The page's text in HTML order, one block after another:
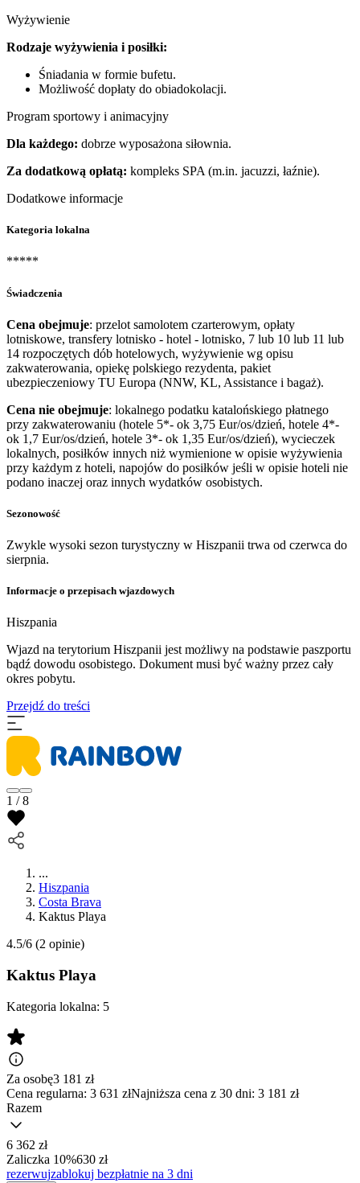
Wyżywienie
Rodzaje wyżywienia i posiłki:
Śniadania w formie bufetu.
Możliwość dopłaty do obiadokolacji.
Program sportowy i animacyjny
Dla każdego: dobrze wyposażona siłownia.
Za dodatkową opłatą: kompleks SPA (m.in. jacuzzi, łaźnie).
Dodatkowe informacje
Kategoria lokalna
*****
Świadczenia
Cena obejmuje: przelot samolotem czarterowym, opłaty
lotniskowe, transfery lotnisko - hotel - lotnisko, 7 lub 10 lub 11 lub
14 rozpoczętych dób hotelowych, wyżywienie wg opisu
zakwaterowania, opiekę polskiego rezydenta, pakiet
ubezpieczeniowy TU Europa (NNW, KL, Assistance i bagaż).
Cena nie obejmuje: lokalnego podatku katalońskiego płatnego
przy zakwaterowaniu (hotele 5*- ok 3,75 Eur/os/dzień, hotele 4*-
ok 1,7 Eur/os/dzień, hotele 3*- ok 1,35 Eur/os/dzień), wycieczek
lokalnych, posiłków innych niż wymienione w opisie wyżywienia
przy każdym z hoteli, napojów do posiłków jeśli w opisie hoteli nie
podano inaczej oraz innych wydatków osobistych.
Sezonowość
Zwykle wysoki sezon turystyczny w Hiszpanii trwa od czerwca do
sierpnia.
Informacje o przepisach wjazdowych
Hiszpania
​Wjazd na terytorium Hiszpanii jest możliwy na podstawie paszportu
bądź dowodu osobistego. Dokument musi być ważny przez cały
okres pobytu.
Przejdź do treści
1 / 8
...
Hiszpania
Costa Brava
Kaktus Playa
4.5/6 (2 opinie)
Kaktus Playa
Kategoria lokalna: 5
Za osobę3 181 zł
Cena regularna: 3 631 złNajniższa cena z 30 dni: 3 181 zł
Razem
6 362 zł
Zaliczka 10%630 zł
rezerwujzablokuj bezpłatnie na 3 dni